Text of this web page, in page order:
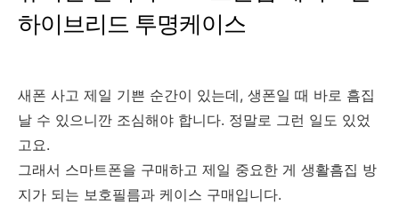
하이브리드 투명케이스
새폰 사고 제일 기쁜 순간이 있는데, 생폰일 때 바로 흠집
날 수 있으니깐 조심해야 합니다. 정말로 그런 일도 있었
고요.
그래서 스마트폰을 구매하고 제일 중요한 게 생활흠집 방
지가 되는 보호필름과 케이스 구매입니다.